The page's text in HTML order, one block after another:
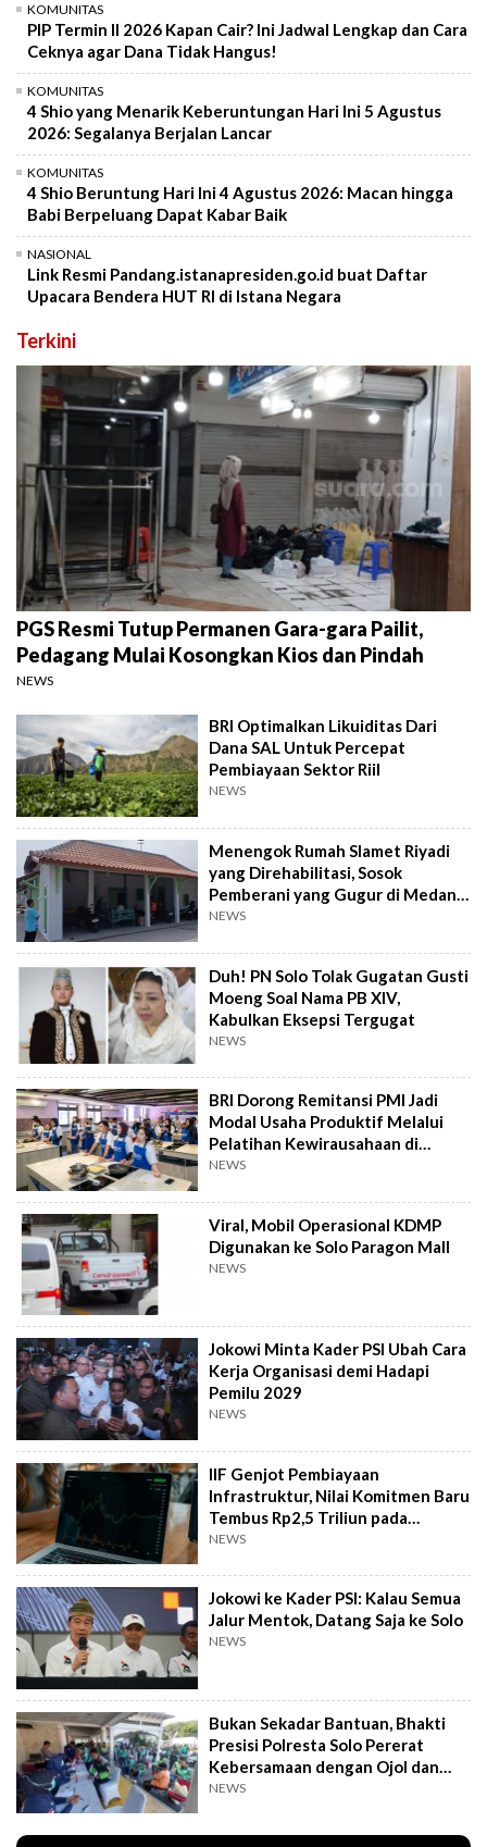
KOMUNITAS
PIP Termin II 2026 Kapan Cair? Ini Jadwal Lengkap dan Cara
Ceknya agar Dana Tidak Hangus!
KOMUNITAS
4 Shio yang Menarik Keberuntungan Hari Ini 5 Agustus
2026: Segalanya Berjalan Lancar
KOMUNITAS
4 Shio Beruntung Hari Ini 4 Agustus 2026: Macan hingga
Babi Berpeluang Dapat Kabar Baik
NASIONAL
Link Resmi Pandang.istanapresiden.go.id buat Daftar
Upacara Bendera HUT RI di Istana Negara
Terkini
PGS Resmi Tutup Permanen Gara-gara Pailit,
Pedagang Mulai Kosongkan Kios dan Pindah
NEWS
BRI Optimalkan Likuiditas Dari
Dana SAL Untuk Percepat
Pembiayaan Sektor Riil
NEWS
Menengok Rumah Slamet Riyadi
yang Direhabilitasi, Sosok
Pemberani yang Gugur di Medan
Perang
NEWS
Duh! PN Solo Tolak Gugatan Gusti
Moeng Soal Nama PB XIV,
Kabulkan Eksepsi Tergugat
NEWS
BRI Dorong Remitansi PMI Jadi
Modal Usaha Produktif Melalui
Pelatihan Kewirausahaan di
Taiwan
NEWS
Viral, Mobil Operasional KDMP
Digunakan ke Solo Paragon Mall
NEWS
Jokowi Minta Kader PSI Ubah Cara
Kerja Organisasi demi Hadapi
Pemilu 2029
NEWS
IIF Genjot Pembiayaan
Infrastruktur, Nilai Komitmen Baru
Tembus Rp2,5 Triliun pada
Semester I 2026
NEWS
Jokowi ke Kader PSI: Kalau Semua
Jalur Mentok, Datang Saja ke Solo
NEWS
Bukan Sekadar Bantuan, Bhakti
Presisi Polresta Solo Pererat
Kebersamaan dengan Ojol dan
Supeltas
NEWS